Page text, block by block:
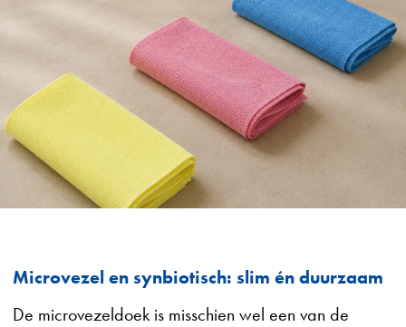
Microvezel en synbiotisch: slim én duurzaam
De microvezeldoek is misschien wel een van de